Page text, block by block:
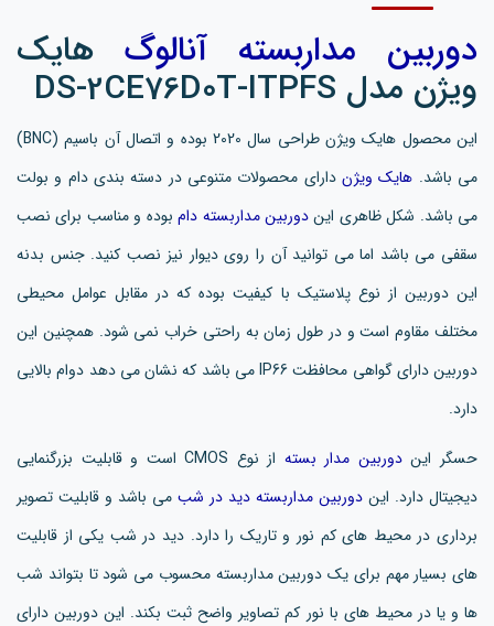
دوربین مداربسته آنالوگ هایک
ویژن مدل DS-2CE76D0T-ITPFS
این محصول هایک ویژن طراحی سال 2020 بوده و اتصال آن باسیم (BNC)
می باشد. هایک ویژن دارای محصولات متنوعی در دسته بندی دام و بولت
می باشد. شکل ظاهری ایندوربین مداربسته دامبوده و مناسب برای نصب
سقفی می باشد اما می توانید آن را روی دیوار نیز نصب کنید. جنس بدنه
این دوربین از نوع پلاستیک با کیفیت بوده که در مقابل عوامل محیطی
مختلف مقاوم است و در طول زمان به راحتی خراب نمی شود. همچنین این
دوربین دارای گواهی محافظت IP66 می باشد که نشان می دهد دوام بالایی
دارد.
حسگر ایندوربین مدار بسته
از نوع CMOS است و قابلیت بزرگنمایی
دیجیتال دارد. این دوربین مداربسته دید در شب می باشد و قابلیت تصویر
برداری در محیط های کم نور و تاریک را دارد. دید در شب یکی از قابلیت
های بسیار مهم برای یک دوربین مداربسته محسوب می شود تا بتواند شب
ها و یا در محیط های با نور کم تصاویر واضح ثبت بکند. این دوربین دارای